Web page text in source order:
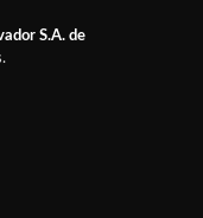
S.A. de